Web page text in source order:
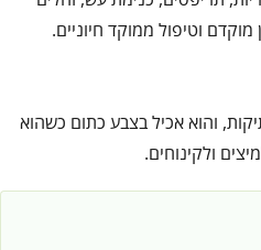
מוקדם וטיפול ממוקד חיוניים.
והוא אכיל בצבע כתום כשהוא
ולקינוחים.